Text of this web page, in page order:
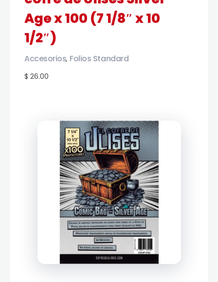
Age x 100 (7 1/8″ x 10
1/2″)
$ 26.00
Accesorios, Folios Standard